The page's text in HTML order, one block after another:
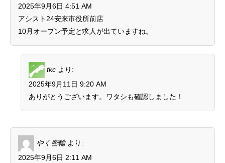
2025年9月6日 4:51 AM
アシスト24安来市役所前店
10月オープン予定と求人が出ていますね。
tkc より:
2025年9月11日 9:20 AM
ありがとうございます。ワタシも確認しました！
やく密輸 より:
2025年9月6日 2:11 AM